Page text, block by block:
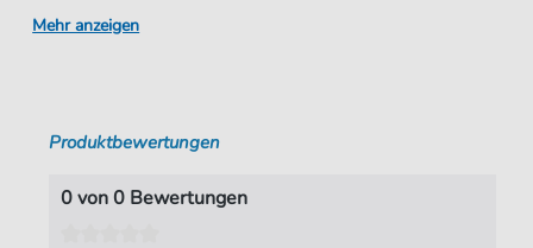
Trio:
Autoren:
Seiten:
Mehr anzeigen
Produktbewertungen
0 von 0 Bewertungen